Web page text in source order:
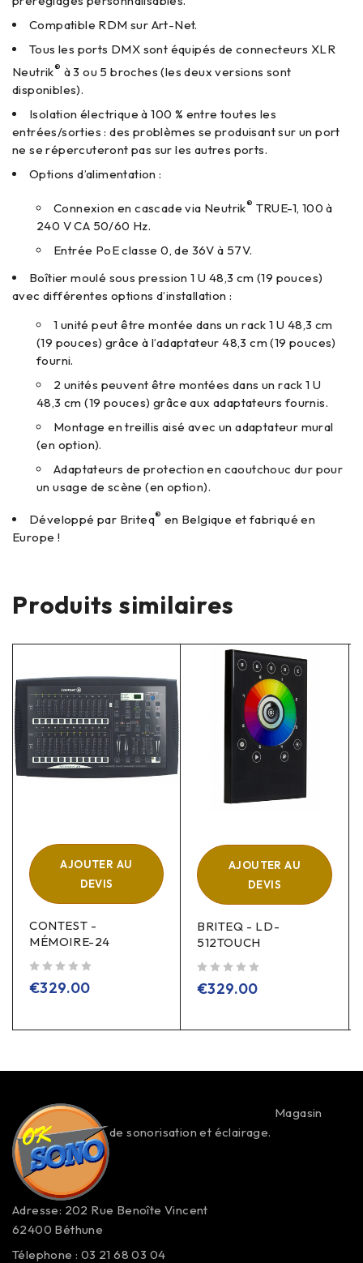
Compatible RDM sur Art-Net.
Tous les ports DMX sont équipés de connecteurs XLR
Neutrik® à 3 ou 5 broches (les deux versions sont
disponibles).
Isolation électrique à 100 % entre toutes les
entrées/sorties : des problèmes se produisant sur un port
ne se répercuteront pas sur les autres ports.
Options d’alimentation :
Connexion en cascade via Neutrik® TRUE-1, 100 à
240 V CA 50/60 Hz.
Entrée PoE classe 0, de 36V à 57V.
Boîtier moulé sous pression 1 U 48,3 cm (19 pouces)
avec différentes options d’installation :
1 unité peut être montée dans un rack 1 U 48,3 cm
(19 pouces) grâce à l’adaptateur 48,3 cm (19 pouces)
fourni.
2 unités peuvent être montées dans un rack 1 U
48,3 cm (19 pouces) grâce aux adaptateurs fournis.
Montage en treillis aisé avec un adaptateur mural
(en option).
Adaptateurs de protection en caoutchouc dur pour
un usage de scène (en option).
Développé par Briteq® en Belgique et fabriqué en
Europe !
Produits similaires
AJOUTER AU
DEVIS
CONTEST -
MÉMOIRE-24
€329.00
AJOUTER AU
DEVIS
BRITEQ - LD-
512TOUCH
€329.00
Magasin
de sonorisation et éclairage.
Adresse: 202 Rue Benoîte Vincent
62400 Béthune
Télephone : 03 21 68 03 04